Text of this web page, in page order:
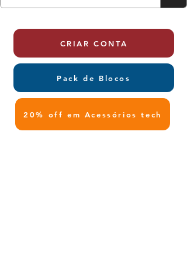
CRIAR CONTA
Pack de Blocos
20% off em Acessórios tech